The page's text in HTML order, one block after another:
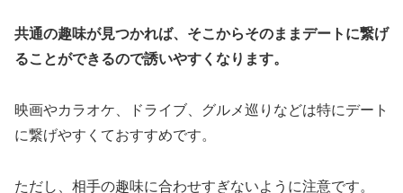
共通の趣味が見つかれば、そこからそのままデートに繋げ
ることができるので誘いやすくなります。
映画やカラオケ、ドライブ、グルメ巡りなどは特にデート
に繋げやすくておすすめです。
ただし、相手の趣味に合わせすぎないように注意です。